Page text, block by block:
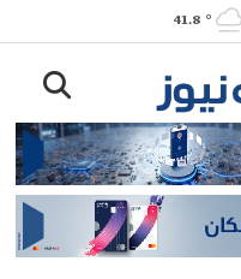
° 41.8